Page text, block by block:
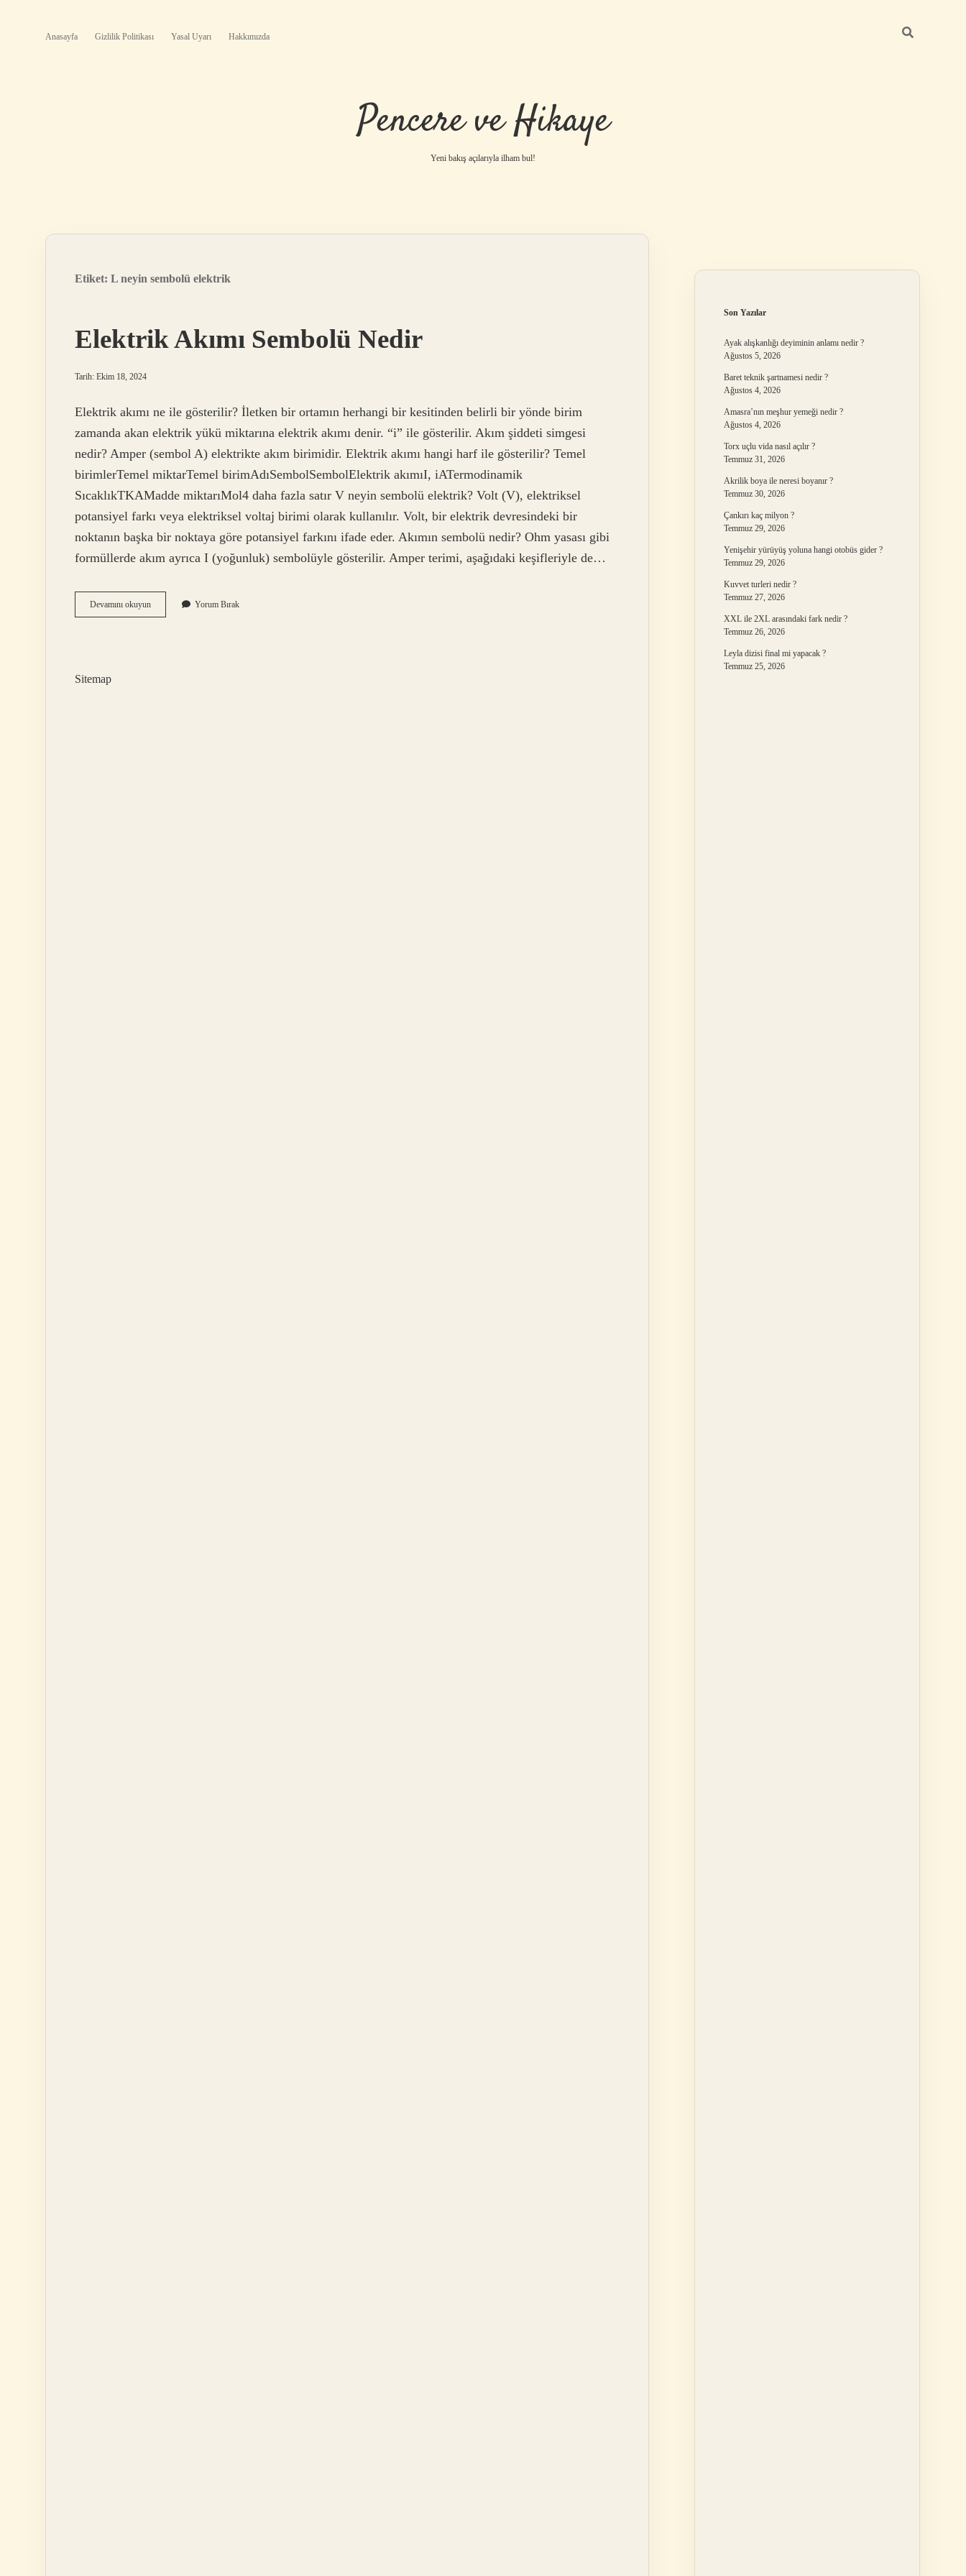
Anasayfa Gizlilik Politikası Yasal Uyarı Hakkımızda
Pencere ve Hikaye
Yeni bakış açılarıyla ilham bul!
Etiket: L neyin sembolü elektrik
Elektrik Akımı Sembolü Nedir
Tarih: Ekim 18, 2024
Elektrik akımı ne ile gösterilir? İletken bir ortamın herhangi bir kesitinden belirli bir yönde birim
zamanda akan elektrik yükü miktarına elektrik akımı denir. “i” ile gösterilir. Akım şiddeti simgesi
nedir? Amper (sembol A) elektrikte akım birimidir. Elektrik akımı hangi harf ile gösterilir? Temel
birimlerTemel miktarTemel birimAdıSembolSembolElektrik akımıI, iATermodinamik
SıcaklıkTKAMadde miktarıMol4 daha fazla satır V neyin sembolü elektrik? Volt (V), elektriksel
potansiyel farkı veya elektriksel voltaj birimi olarak kullanılır. Volt, bir elektrik devresindeki bir
noktanın başka bir noktaya göre potansiyel farkını ifade eder. Akımın sembolü nedir? Ohm yasası gibi
formüllerde akım ayrıca I (yoğunluk) sembolüyle gösterilir. Amper terimi, aşağıdaki keşifleriyle de…
Devamını okuyunElektrik
Akımı
Yorum Bırak
Sitemap
Son Yazılar
Ayak alışkanlığı deyiminin anlamı nedir ?
Ağustos 5, 2026
Baret teknik şartnamesi nedir ?
Ağustos 4, 2026
Amasra’nın meşhur yemeği nedir ?
Ağustos 4, 2026
Torx uçlu vida nasıl açılır ?
Temmuz 31, 2026
Akrilik boya ile neresi boyanır ?
Temmuz 30, 2026
Çankırı kaç milyon ?
Temmuz 29, 2026
Yenişehir yürüyüş yoluna hangi otobüs gider ?
Temmuz 29, 2026
Kuvvet turleri nedir ?
Temmuz 27, 2026
XXL ile 2XL arasındaki fark nedir ?
Temmuz 26, 2026
Leyla dizisi final mi yapacak ?
Temmuz 25, 2026